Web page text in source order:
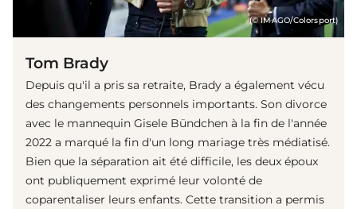
(© IMAGO/Colorsport)
Tom Brady
Depuis qu'il a pris sa retraite, Brady a également vécu
des changements personnels importants. Son divorce
avec le mannequin Gisele Bündchen à la fin de l'année
2022 a marqué la fin d'un long mariage très médiatisé.
Bien que la séparation ait été difficile, les deux époux
ont publiquement exprimé leur volonté de
coparentaliser leurs enfants. Cette transition a permis